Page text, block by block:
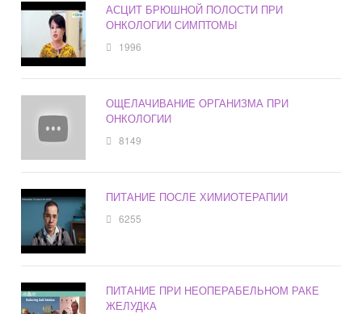
АСЦИТ БРЮШНОЙ ПОЛОСТИ ПРИ
ОНКОЛОГИИ СИМПТОМЫ
1996
ОЩЕЛАЧИВАНИЕ ОРГАНИЗМА ПРИ
ОНКОЛОГИИ
8149
ПИТАНИЕ ПОСЛЕ ХИМИОТЕРАПИИ
6255
ПИТАНИЕ ПРИ НЕОПЕРАБЕЛЬНОМ РАКЕ
ЖЕЛУДКА